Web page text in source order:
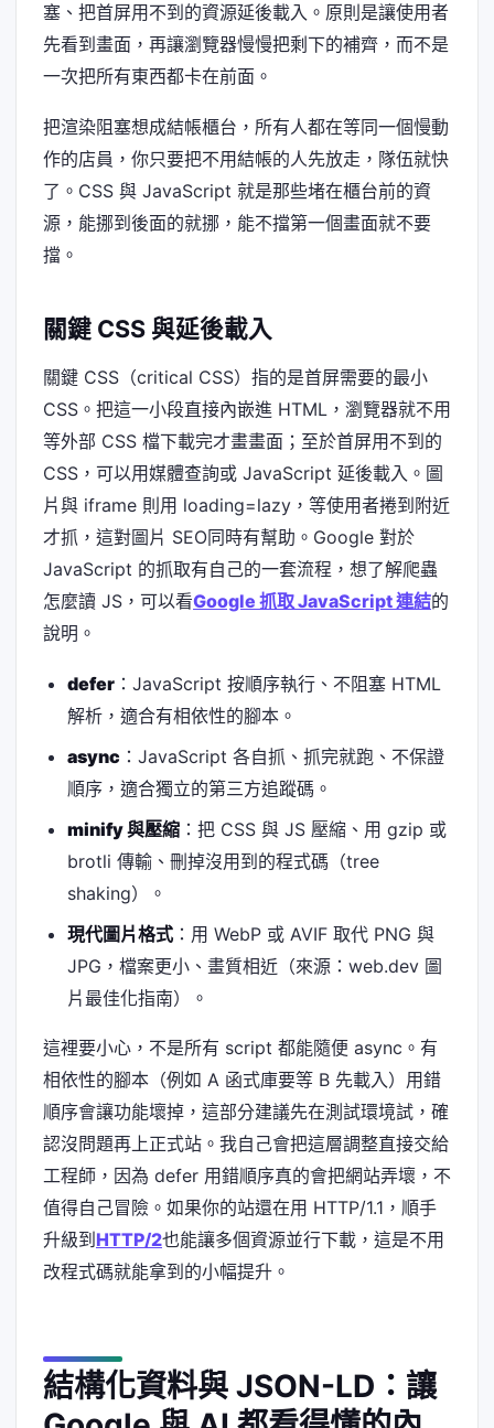
塞、把首屏用不到的資源延後載入。原則是讓使用者
先看到畫面，再讓瀏覽器慢慢把剩下的補齊，而不是
一次把所有東西都卡在前面。
把渲染阻塞想成結帳櫃台，所有人都在等同一個慢動
作的店員，你只要把不用結帳的人先放走，隊伍就快
了。CSS 與 JavaScript 就是那些堵在櫃台前的資
源，能挪到後面的就挪，能不擋第一個畫面就不要
擋。
關鍵 CSS 與延後載入
關鍵 CSS（critical CSS）指的是首屏需要的最小
CSS。把這一小段直接內嵌進 HTML，瀏覽器就不用
等外部 CSS 檔下載完才畫畫面；至於首屏用不到的
CSS，可以用媒體查詢或 JavaScript 延後載入。圖
片與 iframe 則用 loading=lazy，等使用者捲到附近
才抓，這對圖片 SEO同時有幫助。Google 對於
JavaScript 的抓取有自己的一套流程，想了解爬蟲
怎麼讀 JS，可以看Google 抓取 JavaScript 連結的
說明。
defer：JavaScript 按順序執行、不阻塞 HTML
解析，適合有相依性的腳本。
async ：JavaScript 各自抓、抓完就跑、不保證
順序，適合獨立的第三方追蹤碼。
minify 與壓縮：把 CSS 與 JS 壓縮、用 gzip 或
brotli 傳輸、刪掉沒用到的程式碼（tree
shaking）。
現代圖片格式：用 WebP 或 AVIF 取代 PNG 與
JPG，檔案更小、畫質相近（來源：web.dev 圖
片最佳化指南）。
這裡要小心，不是所有 script 都能隨便 async。有
相依性的腳本（例如 A 函式庫要等 B 先載入）用錯
順序會讓功能壞掉，這部分建議先在測試環境試，確
認沒問題再上正式站。我自己會把這層調整直接交給
工程師，因為 defer 用錯順序真的會把網站弄壞，不
值得自己冒險。如果你的站還在用 HTTP/1.1，順手
升級到 HTTP/2也能讓多個資源並行下載，這是不用
改程式碼就能拿到的小幅提升。
結構化資料與 JSON-LD：讓